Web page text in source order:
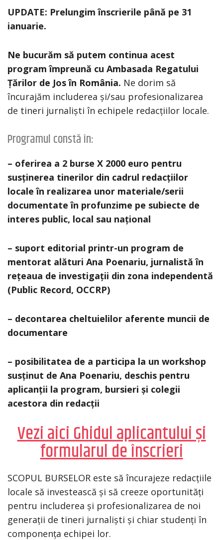
UPDATE: Prelungim înscrierile până pe 31
ianuarie.
Ne bucurăm să putem continua acest
program împreună cu Ambasada Regatului
Țărilor de Jos în România. Ne dorim să
încurajăm includerea și/sau profesionalizarea
de tineri jurnaliști în echipele redacțiilor locale.
Programul constă în:
– oferirea a 2 burse X 2000 euro pentru
susținerea tinerilor din cadrul redacțiilor
locale în realizarea unor materiale/serii
documentate în profunzime pe subiecte de
interes public, local sau național
– suport editorial printr-un program de
mentorat alături Ana Poenariu, jurnalistă în
rețeaua de investigații din zona independentă
(Public Record, OCCRP)
– decontarea cheltuielilor aferente muncii de
documentare
– posibilitatea de a participa la un workshop
susținut de Ana Poenariu, deschis pentru
aplicanții la program, bursieri și colegii
acestora din redacții
Vezi aici Ghidul aplicantului și
formularul de înscrieri
SCOPUL BURSELOR este să încurajeze redacțiile
locale să investească și să creeze oportunități
pentru includerea și profesionalizarea de noi
generații de tineri jurnaliști și chiar studenți în
componența echipei lor.